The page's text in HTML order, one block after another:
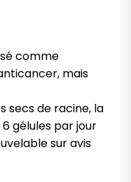
comme
mais
secs de racine, la
gélules par jour
sur avis